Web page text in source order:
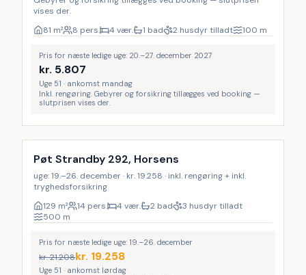
vises der.
81 m² 8 pers. 4 vær. 1 bad 2 husdyr tilladt 100 m
Pris for næste ledige uge: 20.–27. december 2027
kr. 5.807
Uge 51 · ankomst mandag
Inkl. rengøring. Gebyrer og forsikring tillægges ved booking —
slutprisen vises der.
Inkl. rengøring
Pøt Strandby 292, Horsens
uge: 19.–26. december · kr. 19.258 · inkl. rengøring + inkl.
tryghedsforsikring
129 m² 14 pers. 4 vær. 2 bad
3 husdyr tilladt
500 m
Pris for næste ledige uge: 19.–26. december
kr.21.208kr. 19.258
Uge 51 · ankomst lørdag